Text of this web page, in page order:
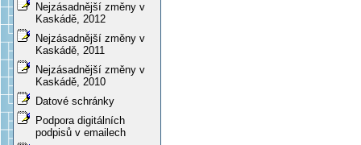
Nejzásadnější změny v
Kaskádě, 2012
Nejzásadnější změny v
Kaskádě, 2011
Nejzásadnější změny v
Kaskádě, 2010
Datové schránky
Podpora digitálních
podpisů v emailech